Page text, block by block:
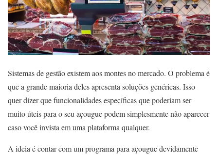
Sistemas de gestão existem aos montes no mercado. O problema é
que a grande maioria deles apresenta soluções genéricas. Isso
quer dizer que funcionalidades específicas que poderiam ser
muito úteis para o seu açougue podem simplesmente não aparecer
caso você invista em uma plataforma qualquer.
A ideia é contar com um programa para açougue devidamente